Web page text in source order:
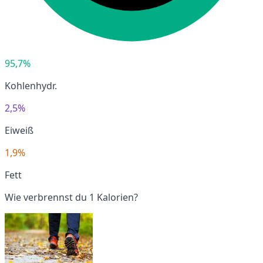
95,7%
Kohlenhydr.
2,5%
Eiweiß
1,9%
Fett
Wie verbrennst du 1 Kalorien?